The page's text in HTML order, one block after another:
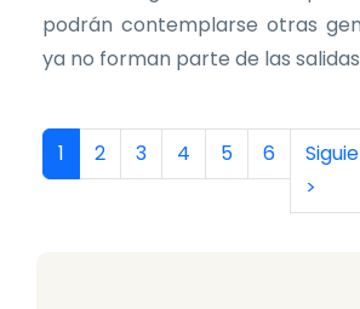
podrán contemplarse otras
ya no forman parte de las
Paginación
Página actual
1 Página
2 Página
3 Página
4 Página
5 Página
6
>